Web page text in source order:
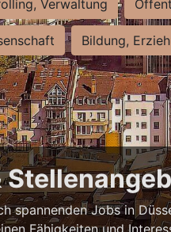
Verwaltung
Bildung,
spannenden Jobs in